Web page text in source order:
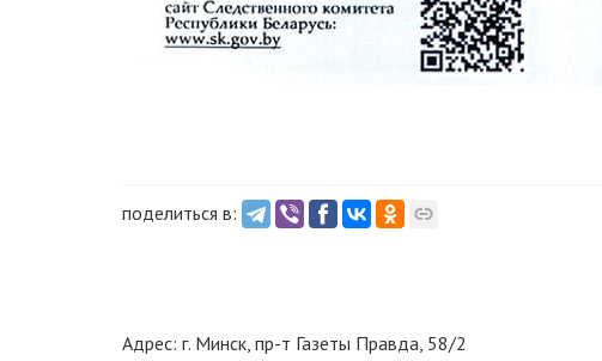
поделиться в:
Адрес: г. Минск, пр-т Газеты Правда, 58/2